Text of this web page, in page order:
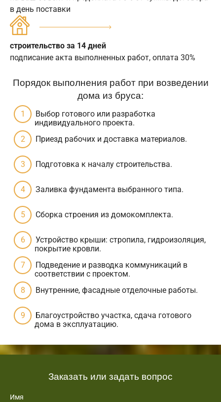
в день поставки
строительство за 14 дней
подписание акта выполненных работ, оплата 30%
Порядок выполнения работ при возведении
дома из бруса:
Выбор готового или разработка
индивидуального проекта.
Приезд рабочих и доставка материалов.
Подготовка к началу строительства.
Заливка фундамента выбранного типа.
Сборка строения из домокомплекта.
Устройство крыши: стропила, гидроизоляция,
покрытие кровли.
Подведение и разводка коммуникаций в
соответствии с проектом.
Внутренние, фасадные отделочные работы.
Благоустройство участка, сдача готового
дома в эксплуатацию.
Заказать или задать вопрос
Имя